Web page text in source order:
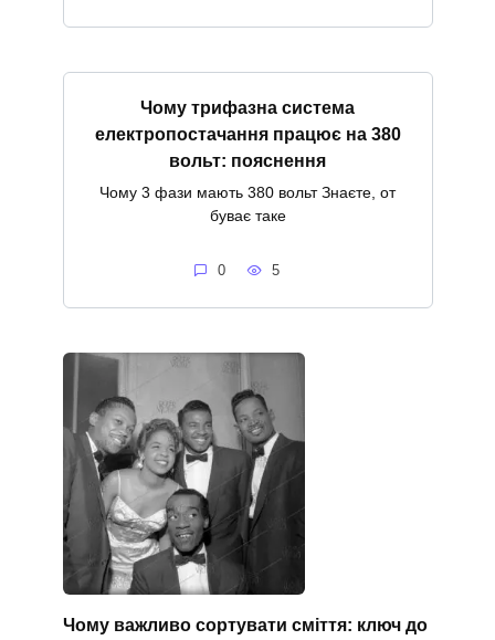
Чому трифазна система
електропостачання працює на 380
вольт: пояснення
Чому 3 фази мають 380 вольт Знаєте, от
буває таке
0 5
Чому важливо сортувати сміття: ключ до